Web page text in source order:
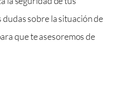
sobre la situación de
que te asesoremos de